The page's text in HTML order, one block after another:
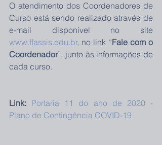
O atendimento dos Coordenadores de
Curso está sendo realizado através de
www.ffassis.edu.br, no link “Fale com o
Coordenador”, junto às informações de
cada curso.
Link: Portaria 11 do ano de 2020 -
Plano de Contingência COVID-19